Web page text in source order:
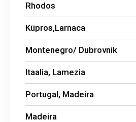
Rhodos
Küpros,Larnaca
Montenegro/ Dubrovnik
Itaalia, Lamezia
Portugal, Madeira
Madeira